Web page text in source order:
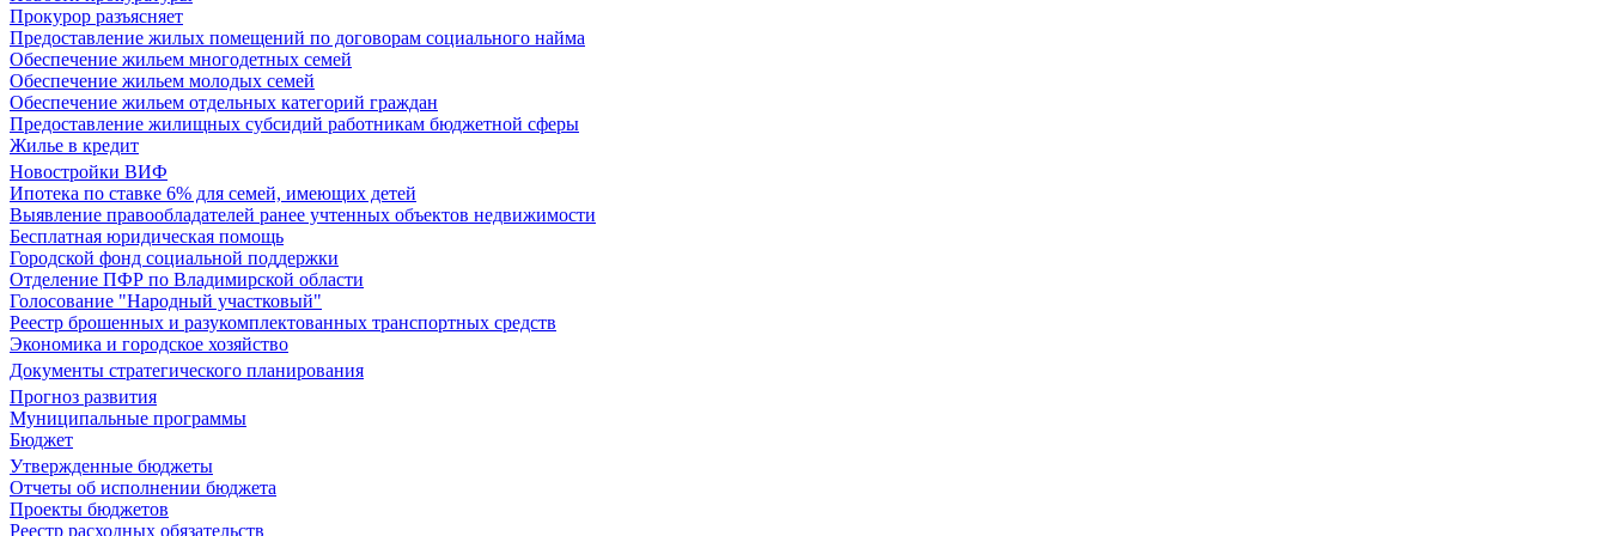
Прокурор разъясняет
Предоставление жилых помещений по договорам социального найма
Обеспечение жильем многодетных семей
Обеспечение жильем молодых семей
Обеспечение жильем отдельных категорий граждан
Предоставление жилищных субсидий работникам бюджетной сферы
Жилье в кредит
Новостройки ВИФ
Ипотека по ставке 6% для семей, имеющих детей
Выявление правообладателей ранее учтенных объектов недвижимости
Бесплатная юридическая помощь
Городской фонд социальной поддержки
Отделение ПФР по Владимирской области
Голосование "Народный участковый"
Реестр брошенных и разукомплектованных транспортных средств
Экономика и городское хозяйство
Документы стратегического планирования
Прогноз развития
Муниципальные программы
Бюджет
Утвержденные бюджеты
Отчеты об исполнении бюджета
Проекты бюджетов
Реестр расходных обязательств